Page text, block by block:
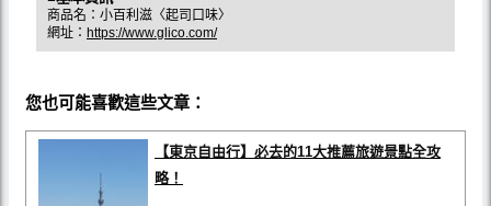
商品名：小百利滋〈起司口味〉
網址： https://www.glico.com/
您也可能喜歡這些文章：
【東京自由行】必去的11大推薦旅遊景點全攻
略！